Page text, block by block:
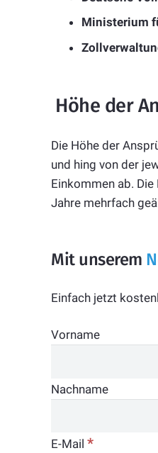
Ministerium
Höhe der
Die Höhe der
und hing von der
Einkommen ab.
Jahre mehrfach
Mit unserem
Einfach jetzt
Vorname
Nachname
E-Mail *